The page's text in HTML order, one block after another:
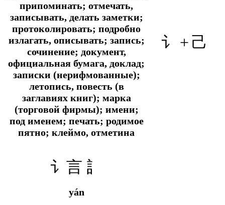
припоминать; отмечать,
записывать, делать заметки;
протоколировать; подробно
излагать, описывать; запись;
сочинение; документ,
официальная бумага, доклад;
записки (нерифмованные);
летопись, повесть (в
заглавиях книг); марка
(торговой фирмы); имени;
под именем; печать; родимое
пятно; клеймо, отметина
讠 +己
讠言 訁
yán